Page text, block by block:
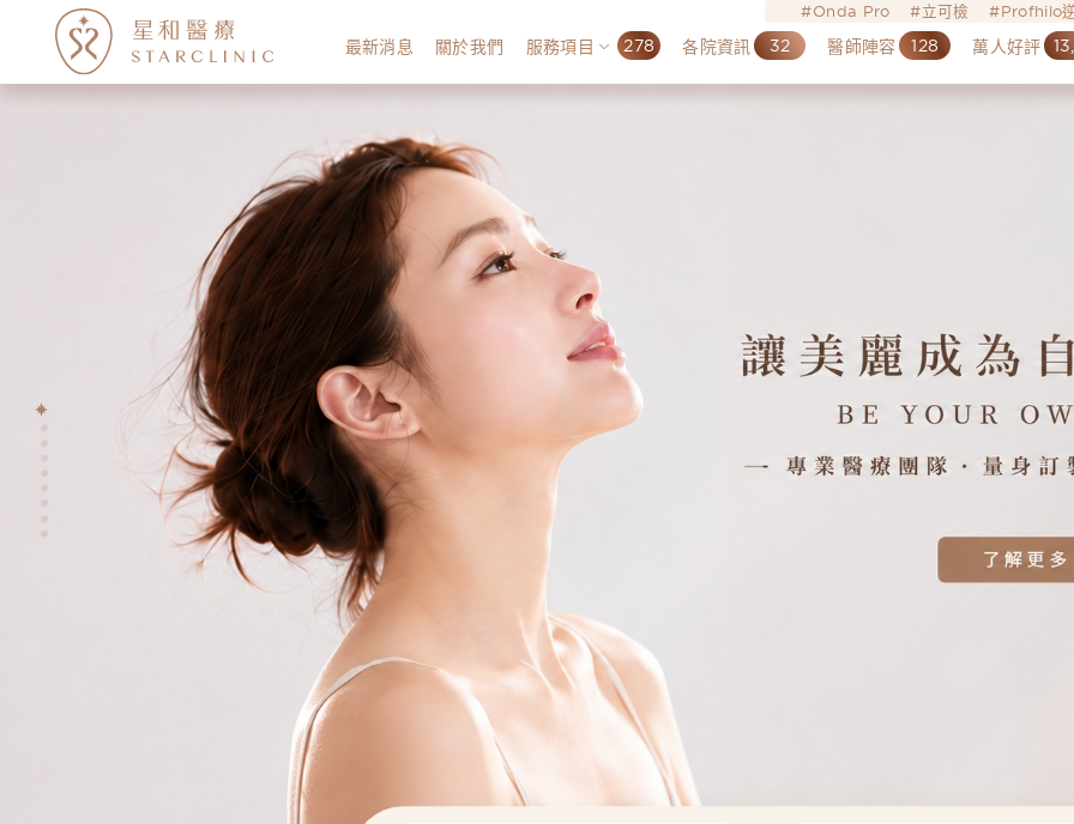
Onda Pro 立可檢 Profhilo
最新消息 關於我們 服務項目 278 各院資訊 32 醫師陣容 128 萬人好評